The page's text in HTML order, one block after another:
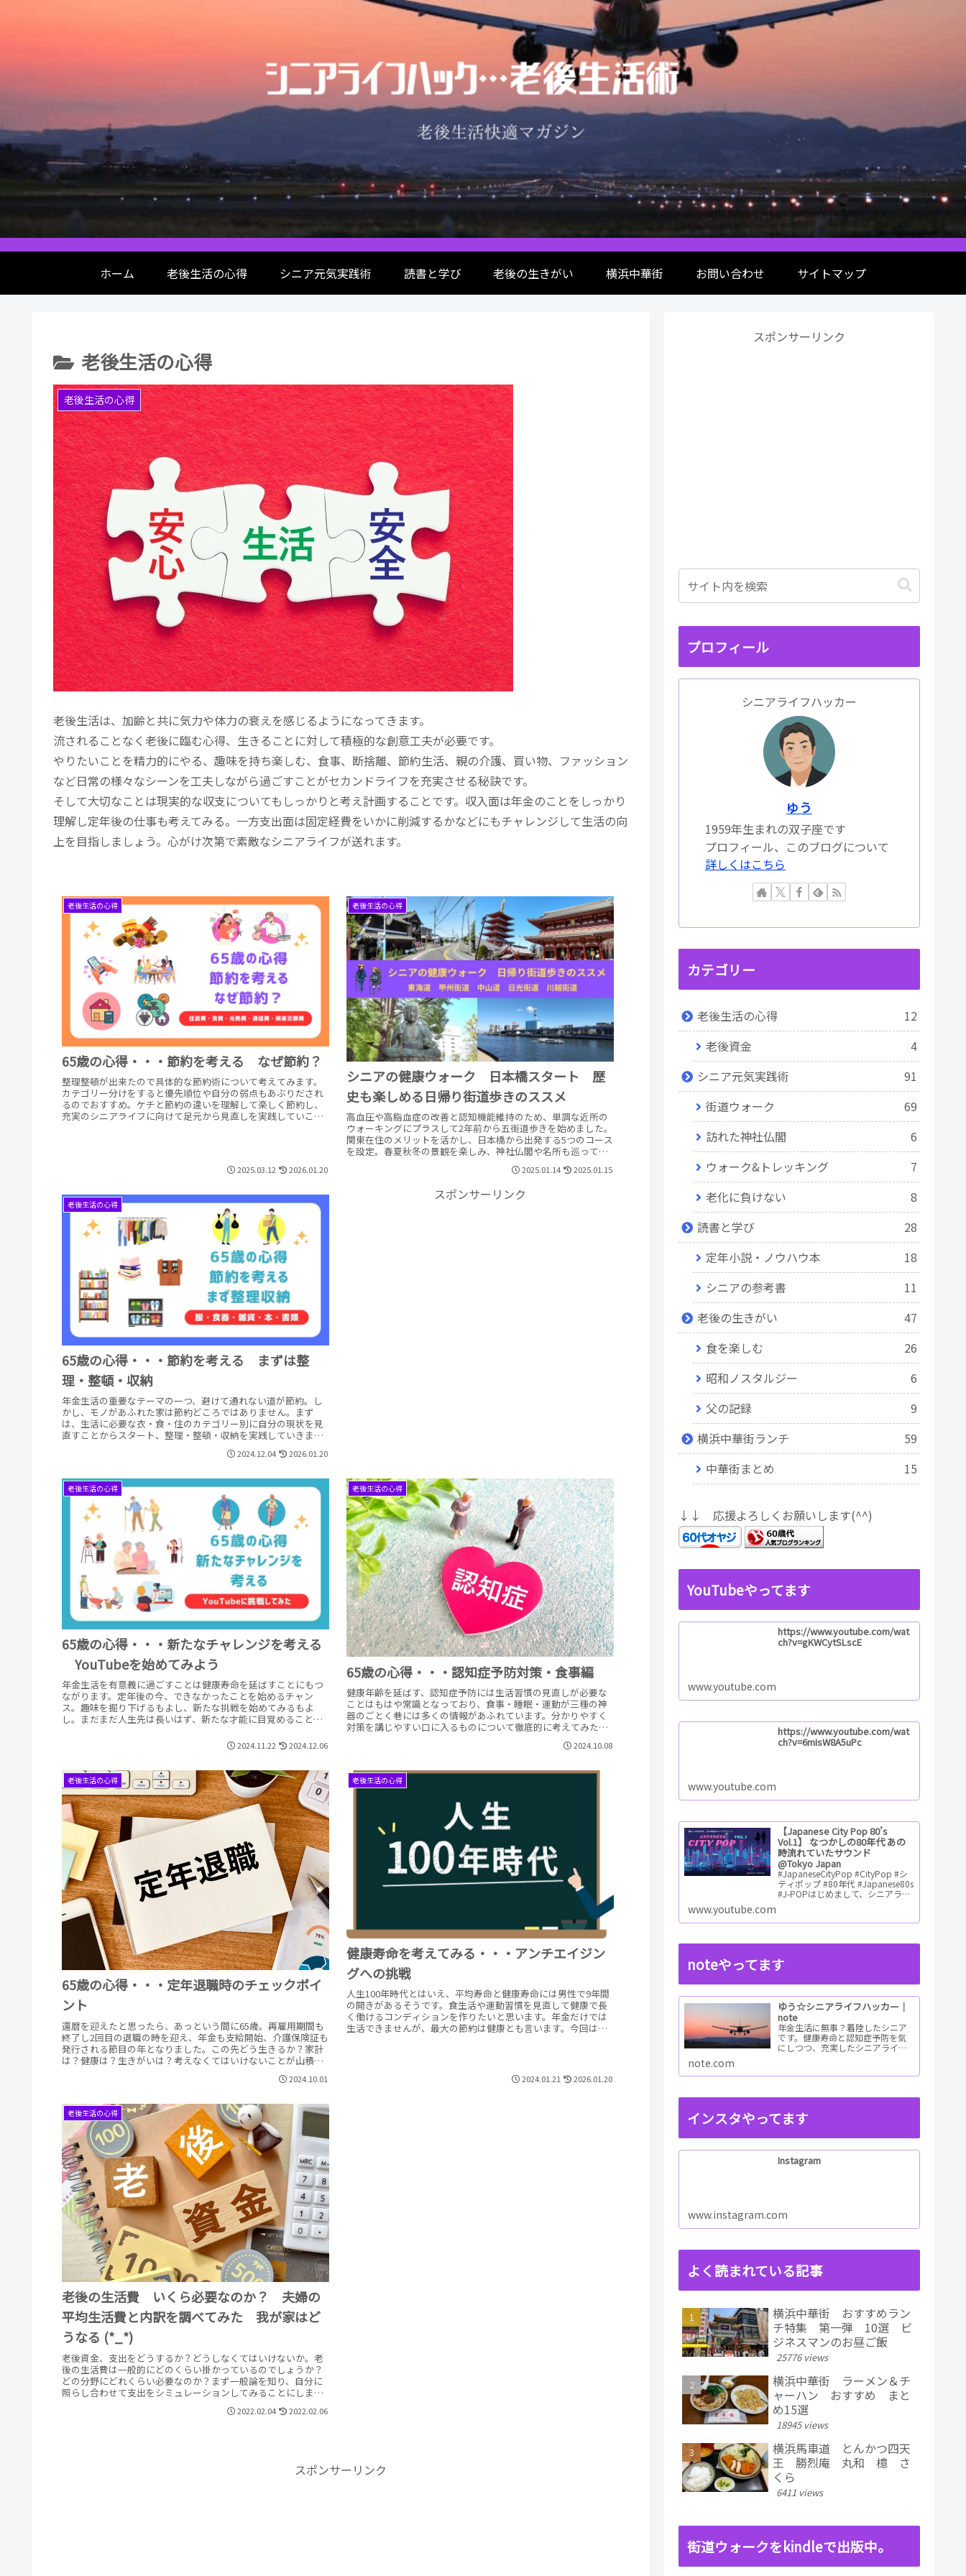
ホーム 老後生活の心得 シニア元気実践術 読書と学び 老後の生きがい 横浜中華街 お問い合わせ サイトマップ
老後生活の心得
老後生活の心得
老後生活は、加齢と共に気力や体力の衰えを感じるようになってきます。
流されることなく老後に臨む心得、生きることに対して積極的な創意工夫が必要です。
やりたいことを精力的にやる、趣味を持ち楽しむ、食事、断捨離、節約生活、親の介護、買い物、ファッション
など日常の様々なシーンを工夫しながら過ごすことがセカンドライフを充実させる秘訣です。
そして大切なことは現実的な収支についてもしっかりと考え計画することです。収入面は年金のことをしっかり
理解し定年後の仕事も考えてみる。一方支出面は固定経費をいかに削減するかなどにもチャレンジして生活の向
上を目指しましょう。心がけ次第で素敵なシニアライフが送れます。
老後生活の心得
65歳の心得・・・節約を考える なぜ節約？
整理整頓が出来たので具体的な節約術について考えてみます。
カテゴリー分けをすると優先順位や自分の弱点もあぶりだされ
るのでおすすめ。ケチと節約の違いを理解して楽しく節約し、
充実のシニアライフに向けて足元から見直しを実践していこう
2025.03.12 2026.01.20
老後生活の心得
シニアの健康ウォーク 日本橋スタート 歴
史も楽しめる日帰り街道歩きのススメ
高血圧や高脂血症の改善と認知機能維持のため、単調な近所の
ウォーキングにプラスして2年前から五街道歩きを始めました。
関東在住のメリットを活かし、日本橋から出発する5つのコース
を設定。春夏秋冬の景観を楽しみ、神社仏閣や名所も巡ってい
ます。手軽に始められる健康ウォーキング、あなたもいかがで
2025.01.14 2025.01.15
老後生活の心得
65歳の心得・・・節約を考える まずは整
理・整頓・収納
年金生活の重要なテーマの一つ、避けて通れない道が節約。し
かし、モノがあふれた家は節約どころではありません。まず
は、生活に必要な衣・食・住のカテゴリー別に自分の現状を見
直すことからスタート、整理・整頓・収納を実践していきま
2024.12.04 2026.01.20
スポンサーリンク
老後生活の心得
65歳の心得・・・新たなチャレンジを考える
YouTubeを始めてみよう
年金生活を有意義に過ごすことは健康寿命を延ばすことにもつ
ながります。定年後の今、できなかったことを始めるチャン
ス。趣味を掘り下げるもよし、新たな挑戦を始めてみるもよ
し。まだまだ人生先は長いはず、新たな才能に目覚めることも
2024.11.22 2024.12.06
老後生活の心得
65歳の心得・・・認知症予防対策・食事編
健康年齢を延ばす、認知症予防には生活習慣の見直しが必要な
ことはもはや常識となっており、食事・睡眠・運動が三種の神
器のごとく巷には多くの情報があふれています。分かりやすく
対策を講じやすい口に入るものについて徹底的に考えてみたい
と思います。食べたほうがいいもの、食べるのを控えた方がい
いもの、自分にできそうなものを具体的に厳選してみました
2024.10.08
老後生活の心得
65歳の心得・・・定年退職時のチェックポイ
ント
還暦を迎えたと思ったら、あっという間に65歳。再雇用期間も
終了し2回目の退職の時を迎え、年金も支給開始、介護保険証も
発行される節目の年となりました。この先どう生きるか？家計
は？健康は？生きがいは？考えなくてはいけないことが山積
2024.10.01
老後生活の心得
健康寿命を考えてみる・・・アンチエイジン
グへの挑戦
人生100年時代とはいえ、平均寿命と健康寿命には男性で9年間
の開きがあるそうです。食生活や運動習慣を見直して健康で長
く働けるコンディションを作りたいと思います。年金だけでは
生活できませんが、最大の節約は健康とも言います。今回は老
2024.01.21 2026.01.20
老後生活の心得
老後の生活費 いくら必要なのか？ 夫婦の
平均生活費と内訳を調べてみた 我が家はど
うなる (*_*)
老後資金、支出をどうするか？どうしなくてはいけないか。老
後の生活費は一般的にどのくらい掛かっているのでしょうか？
どの分野にどれくらい必要なのか？まず一般論を知り、自分に
照らし合わせて支出をシミュレーションしてみることにしま
2022.02.04 2022.02.06
スポンサーリンク
スポンサーリンク
プロフィール
シニアライフハッカー
ゆう
1959年生まれの双子座です
プロフィール、このブログについて
詳しくはこちら
カテゴリー
老後生活の心得
12
老後資金
4
シニア元気実践術
91
街道ウォーク
69
訪れた神社仏閣
6
ウォーク&トレッキング
7
老化に負けない
8
読書と学び
28
定年小説・ノウハウ本
18
シニアの参考書
11
老後の生きがい
47
食を楽しむ
26
昭和ノスタルジー
6
父の記録
9
横浜中華街ランチ
59
中華街まとめ
15
↓↓ 応援よろしくお願いします(^^)
YouTubeやってます
https://www.youtube.com/wat
ch?v=gKWCytSLscE
www.youtube.com
https://www.youtube.com/wat
ch?v=6mIsW8A5uPc
www.youtube.com
【Japanese City Pop 80’s
Vol.1】 なつかしの80年代 あの
時流れていたサウンド
@Tokyo Japan
#JapaneseCityPop #CityPop #シ
ティポップ #80年代 #Japanese80s
#J-POPはじめまして、シニアライ
ReadMore
www.youtube.com
noteやってます
ゆう☆シニアライフハッカー｜
note
年金生活に無事？着陸したシニア
です。健康寿命と認知症予防を気
にしつつ、充実したシニアライフ
集めて老後の未来予想図を描ける
note.com
インスタやってます
Instagram
www.instagram.com
よく読まれている記事
横浜中華街 おすすめラン
チ特集 第一弾 10選 ビ
ジネスマンのお昼ご飯
25776 views
横浜中華街 ラーメン＆チ
ャーハン おすすめ まと
め15選
18945 views
横浜馬車道 とんかつ四天
王 勝烈庵 丸和 檍 さ
くら
6411 views
街道ウォークをkindleで出版中。